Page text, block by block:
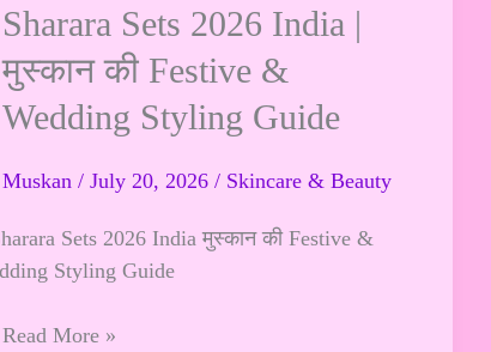
Sharara Sets 2026 India |
मुस्कान की Festive &
Wedding Styling Guide
Muskan/July 20, 2026/ Skincare & Beauty
Sharara
2026
India
मुस्कान
Festive
&
Styling
Read More »